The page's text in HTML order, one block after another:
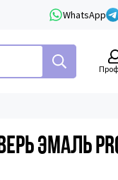
WhatsApp
эмаль